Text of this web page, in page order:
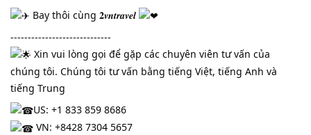
Bay thôi cùng 𝟐𝒗𝒏𝒕𝒓𝒂𝒗𝒆𝒍
-----------------------------
Xin vui lòng gọi để gặp các chuyên viên tư vấn của
chúng tôi. Chúng tôi tư vấn bằng tiếng Việt, tiếng Anh và
tiếng Trung
US: +1 833 859 8686
VN: +8428 7304 5657